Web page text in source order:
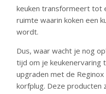
keuken transformeert tot
ruimte waarin koken een
wordt.
Dus, waar wacht je nog
tijd om je keukenervaring
upgraden met de Reginox
korfplug. Deze producten